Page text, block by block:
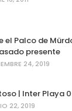
el Palco de
presente
24, 2019
| Inter Playa
22, 2019